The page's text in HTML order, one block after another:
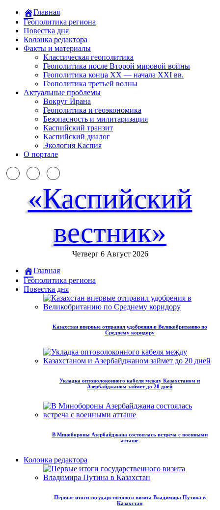
Главная
Геополитика региона
Повестка дня
Колонка редактора
Факты и материалы
Классическая геополитика
Геополитика после Второй мировой войны
Геополитика конца XX — начала XXI вв.
Геополитика третьей волны
Актуальные проблемы
Вокруг Ирана
Геополитика и геоэкономика
Безопасность и милитаризация
Каспийский транзит
Каспийский диалог
Экология Каспия
О портале
«Каспийский
вестник»
Четверг 6 Август 2026
Главная
Геополитика региона
Повестка дня
Казахстан впервые отправил удобрения в Великобританию по
Среднему коридору
Укладка оптоволоконного кабеля между Казахстаном и
Азербайджаном займет до 20 дней
В Минобороны Азербайджана состоялась встреча с военными
атташе
Колонка редактора
Первые итоги государственного визита Владимира Путина в
Казахстан